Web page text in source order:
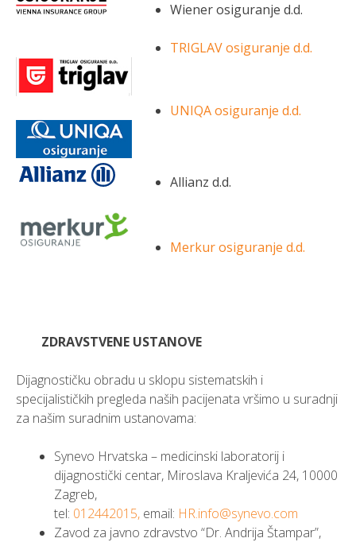
Wiener osiguranje d.d.
TRIGLAV osiguranje d.d.
UNIQA osiguranje d.d.
Allianz d.d.
Merkur osiguranje d.d.
ZDRAVSTVENE USTANOVE
Dijagnostičku obradu u sklopu sistematskih i
specijalističkih pregleda naših pacijenata vršimo u suradnji
za našim suradnim ustanovama:
Synevo Hrvatska – medicinski laboratorij i
dijagnostički centar, Miroslava Kraljevića 24, 10000
Zagreb,
tel: 012442015, email: HR.info@synevo.com
Zavod za javno zdravstvo “Dr. Andrija Štampar”,